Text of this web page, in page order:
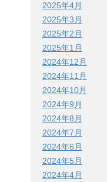
2025年4月
2025年3月
2025年2月
2025年1月
2024年12月
2024年11月
2024年10月
2024年9月
2024年8月
2024年7月
2024年6月
2024年5月
2024年4月